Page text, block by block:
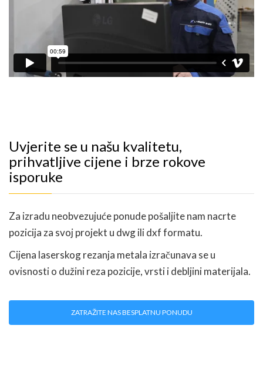
Uvjerite se u našu kvalitetu,
prihvatljive cijene i brze rokove
isporuke
Za izradu neobvezujuće ponude pošaljite nam nacrte
pozicija za svoj projekt u dwg ili dxf formatu.
Cijena laserskog rezanja metala izračunava se u
ovisnosti o dužini reza pozicije, vrsti i debljini materijala.
ZATRAŽITE NAS BESPLATNU PONUDU